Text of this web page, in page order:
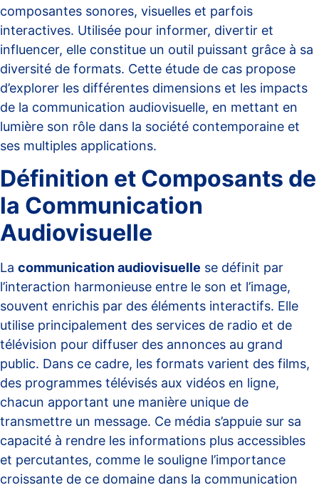
composantes sonores, visuelles et parfois
interactives. Utilisée pour informer, divertir et
influencer, elle constitue un outil puissant grâce à sa
diversité de formats. Cette étude de cas propose
d’explorer les différentes dimensions et les impacts
de la communication audiovisuelle, en mettant en
lumière son rôle dans la société contemporaine et
ses multiples applications.
Définition et Composants de
la Communication
Audiovisuelle
La communication audiovisuelle se définit par
l’interaction harmonieuse entre le son et l’image,
souvent enrichis par des éléments interactifs. Elle
utilise principalement des services de radio et de
télévision pour diffuser des annonces au grand
public. Dans ce cadre, les formats varient des films,
des programmes télévisés aux vidéos en ligne,
chacun apportant une manière unique de
transmettre un message. Ce média s’appuie sur sa
capacité à rendre les informations plus accessibles
et percutantes, comme le souligne l’importance
croissante de ce domaine dans la communication